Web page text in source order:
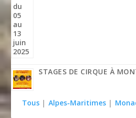
STAGES DE CIRQUE À
Tous | Alpes-Maritimes |